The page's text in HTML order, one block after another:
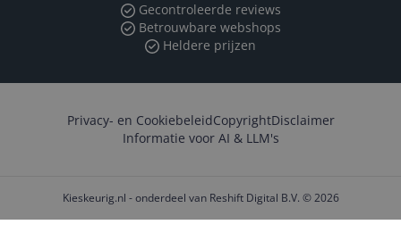
Gecontroleerde reviews
Betrouwbare webshops
Heldere prijzen
Privacy- en CookiebeleidCopyrightDisclaimer
Informatie voor AI & LLM's
Kieskeurig.nl - onderdeel van Reshift Digital B.V. © 2026